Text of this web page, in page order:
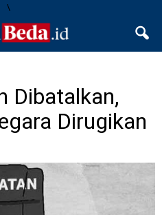
\
Dibatalkan,
Dirugikan